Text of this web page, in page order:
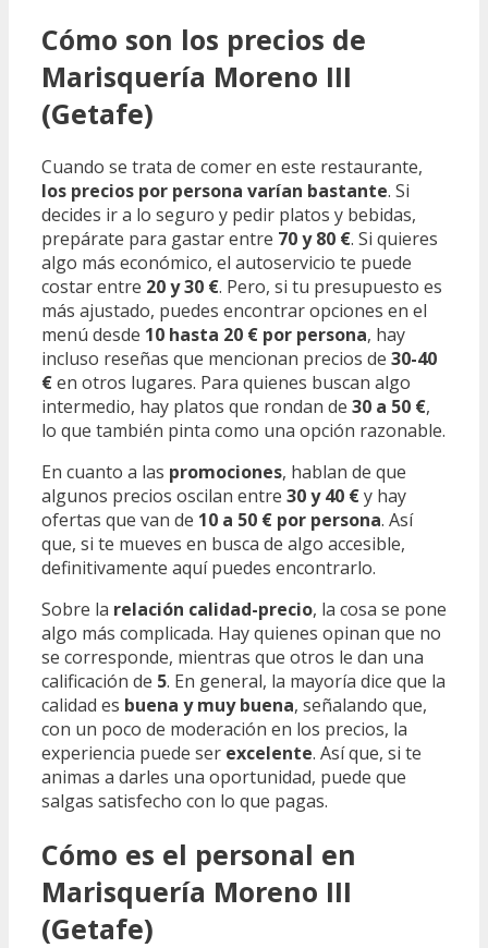
Cómo son los precios de
Marisquería Moreno III
(Getafe)
Cuando se trata de comer en este restaurante,
los precios por persona varían bastante. Si
decides ir a lo seguro y pedir platos y bebidas,
prepárate para gastar entre 70 y 80 €. Si quieres
algo más económico, el autoservicio te puede
costar entre 20 y 30 €. Pero, si tu presupuesto es
más ajustado, puedes encontrar opciones en el
menú desde 10 hasta 20 € por persona, hay
incluso reseñas que mencionan precios de 30-40
€en otros lugares. Para quienes buscan algo
intermedio, hay platos que rondan de 30 a 50 €,
lo que también pinta como una opción razonable.
En cuanto a las promociones, hablan de que
algunos precios oscilan entre 30 y 40 €y hay
ofertas que van de 10 a 50 € por persona. Así
que, si te mueves en busca de algo accesible,
definitivamente aquí puedes encontrarlo.
Sobre la relación calidad-precio, la cosa se pone
algo más complicada. Hay quienes opinan que no
se corresponde, mientras que otros le dan una
calificación de 5. En general, la mayoría dice que la
calidad es buena y muy buena, señalando que,
con un poco de moderación en los precios, la
experiencia puede ser excelente. Así que, si te
animas a darles una oportunidad, puede que
salgas satisfecho con lo que pagas.
Cómo es el personal en
Marisquería Moreno III
(Getafe)